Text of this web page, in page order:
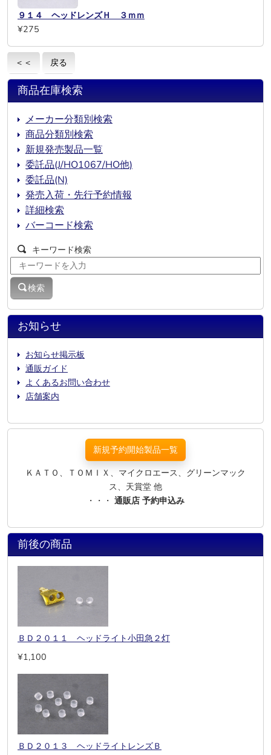
９１４ ヘッドレンズＨ ３ｍｍ
¥275
＜＜ 戻る
お知らせ
お知らせ掲示板
通販ガイド
よくあるお問い合わせ
店舗案内
商品在庫検索
メーカー分類別検索
商品分類別検索
新規発売製品一覧
委託品(J/HO1067/HO他)
委託品(N)
発売入荷・先行予約情報
詳細検索
バーコード検索
キーワード検索
検索
新規予約開始製品一覧
ＫＡＴＯ、ＴＯＭＩＸ、マイクロエース、グリーンマック
ス、天賞堂 他
・・・ 通販店 予約申込み
前後の商品
ＢＤ２０１１ ヘッドライト小田急２灯
¥1,100
ＢＤ２０１３ ヘッドライトレンズＢ